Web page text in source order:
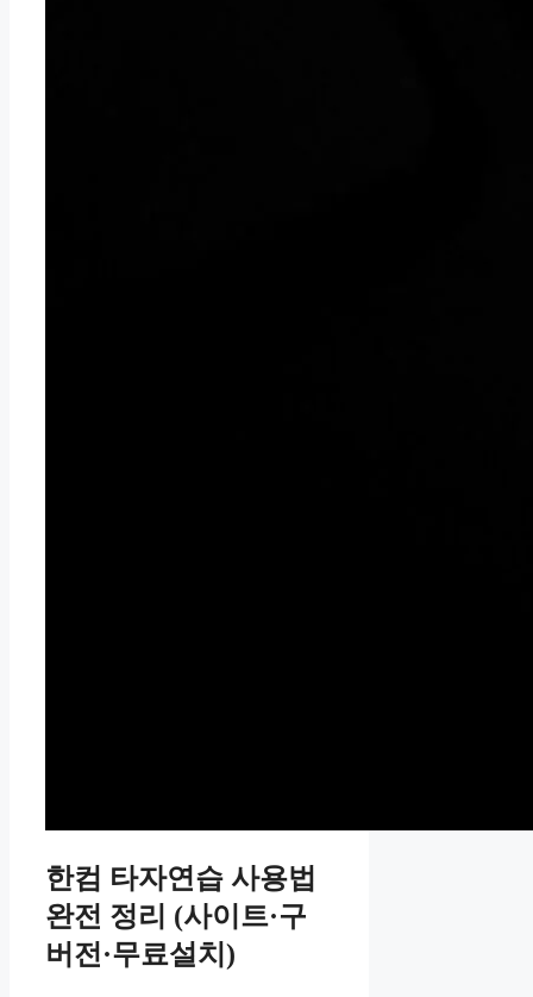
한컴 타자연습 사용법
완전 정리 (사이트·구
버전·무료설치)